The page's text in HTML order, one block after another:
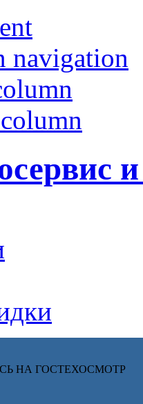
navigation
и
НА ГОСТЕХОСМОТР